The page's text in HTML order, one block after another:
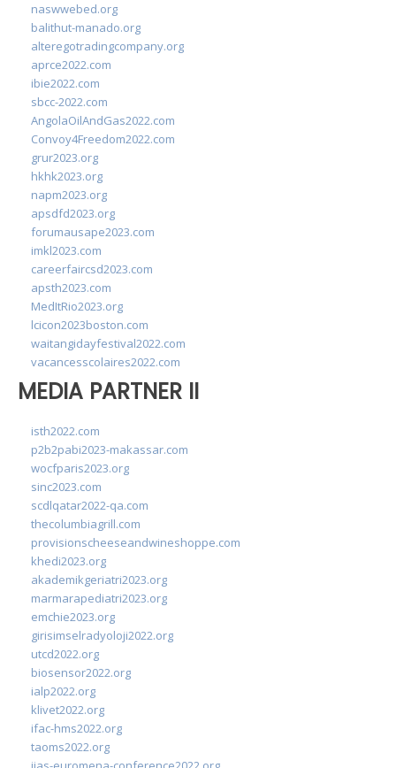
naswwebed.org
balithut-manado.org
alteregotradingcompany.org
aprce2022.com
ibie2022.com
sbcc-2022.com
AngolaOilAndGas2022.com
Convoy4Freedom2022.com
grur2023.org
hkhk2023.org
napm2023.org
apsdfd2023.org
forumausape2023.com
imkl2023.com
careerfaircsd2023.com
apsth2023.com
MedItRio2023.org
lcicon2023boston.com
waitangidayfestival2022.com
vacancesscolaires2022.com
MEDIA PARTNER II
isth2022.com
p2b2pabi2023-makassar.com
wocfparis2023.org
sinc2023.com
scdlqatar2022-qa.com
thecolumbiagrill.com
provisionscheeseandwineshoppe.com
khedi2023.org
akademikgeriatri2023.org
marmarapediatri2023.org
emchie2023.org
girisimselradyoloji2022.org
utcd2022.org
biosensor2022.org
ialp2022.org
klivet2022.org
ifac-hms2022.org
taoms2022.org